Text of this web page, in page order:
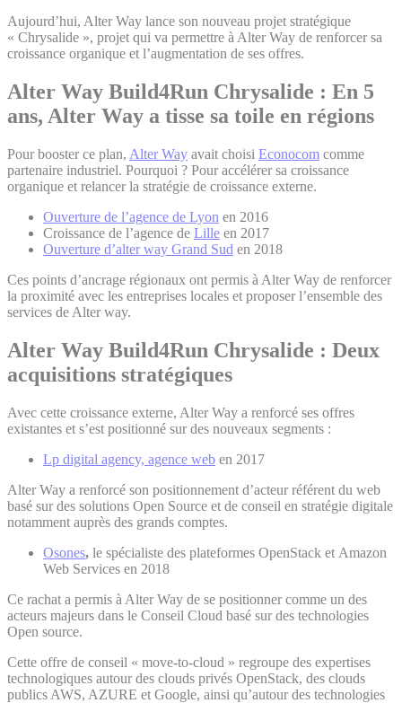
Aujourd’hui, Alter Way lance son nouveau projet stratégique
« Chrysalide », projet qui va permettre à Alter Way de renforcer sa
croissance organique et l’augmentation de ses offres.
Alter Way Build4Run Chrysalide : En 5
ans, Alter Way a tisse sa toile en régions
Pour booster ce plan, Alter Way avait choisi Econocom comme
partenaire industriel. Pourquoi ? Pour accélérer sa croissance
organique et relancer la stratégie de croissance externe.
Ouverture de l’agence de Lyon en 2016
Croissance de l’agence de Lille en 2017
Ouverture d’alter way Grand Sud en 2018
Ces points d’ancrage régionaux ont permis à Alter Way de renforcer
la proximité avec les entreprises locales et proposer l’ensemble des
services de Alter way.
Alter Way Build4Run Chrysalide : Deux
acquisitions stratégiques
Avec cette croissance externe, Alter Way a renforcé ses offres
existantes et s’est positionné sur des nouveaux segments :
Lp digital agency, agence web en 2017
Alter Way a renforcé son positionnement d’acteur référent du web
basé sur des solutions Open Source et de conseil en stratégie digitale
notamment auprès des grands comptes.
Osones, le spécialiste des plateformes OpenStack et Amazon
Web Services en 2018
Ce rachat a permis à Alter Way de se positionner comme un des
acteurs majeurs dans le Conseil Cloud basé sur des technologies
Open source.
Cette offre de conseil « move-to-cloud » regroupe des expertises
technologiques autour des clouds privés OpenStack, des clouds
publics AWS, AZURE et Google, ainsi qu’autour des technologies